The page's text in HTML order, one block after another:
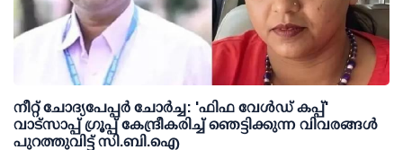
നീറ്റ് ചോദ്യപേപ്പര്‍ ചോര്‍ച്ച: 'ഫിഫ വേള്‍ഡ് കപ്പ്'
വാട്സാപ്പ് ഗ്രൂപ്പ് കേന്ദ്രീകരിച്ച് ഞെട്ടിക്കുന്ന വിവരങ്ങള്‍
പുറത്തുവിട്ട് സി.ബി.ഐ